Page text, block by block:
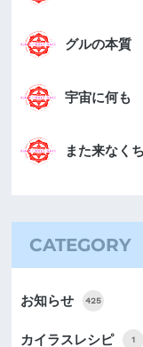
グルの本質
宇宙に何も
また来なく
CATEGORY
お知らせ 425
カイラスレシピ 1